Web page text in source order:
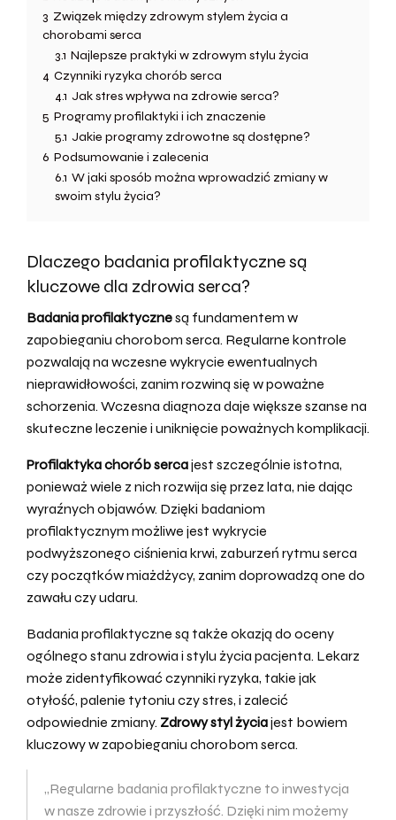
3 Związek między zdrowym stylem życia a
chorobami serca
3.1 Najlepsze praktyki w zdrowym stylu życia
4 Czynniki ryzyka chorób serca
4.1 Jak stres wpływa na zdrowie serca?
5 Programy profilaktyki i ich znaczenie
5.1 Jakie programy zdrowotne są dostępne?
6 Podsumowanie i zalecenia
6.1 W jaki sposób można wprowadzić zmiany w
swoim stylu życia?
Dlaczego badania profilaktyczne są
kluczowe dla zdrowia serca?
Badania profilaktycznesą fundamentem w
zapobieganiu chorobom serca. Regularne kontrole
pozwalają na wczesne wykrycie ewentualnych
nieprawidłowości, zanim rozwiną się w poważne
schorzenia. Wczesna diagnoza daje większe szanse na
skuteczne leczenie i uniknięcie poważnych komplikacji.
Profilaktyka chorób sercajest szczególnie istotna,
ponieważ wiele z nich rozwija się przez lata, nie dając
wyraźnych objawów. Dzięki badaniom
profilaktycznym możliwe jest wykrycie
podwyższonego ciśnienia krwi, zaburzeń rytmu serca
czy początków miażdżycy, zanim doprowadzą one do
zawału czy udaru.
Badania profilaktyczne są także okazją do oceny
ogólnego stanu zdrowia i stylu życia pacjenta. Lekarz
może zidentyfikować czynniki ryzyka, takie jak
otyłość, palenie tytoniu czy stres, i zalecić
odpowiednie zmiany. Zdrowy styl życiajest bowiem
kluczowy w zapobieganiu chorobom serca.
„Regularne badania profilaktyczne to inwestycja
w nasze zdrowie i przyszłość. Dzięki nim możemy